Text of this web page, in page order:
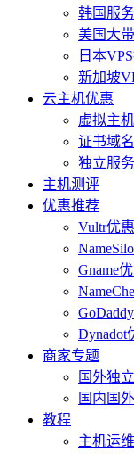
韩国服
美国大
日本
新加坡
云主机优惠
虚拟主
证书域
独立服
主机测评
优惠推荐
Vultr优
Gname
Dynadot
商家专题
国外独
国内国
教程
主机运维